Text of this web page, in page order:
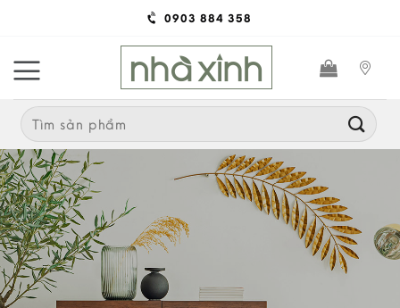
content
0903 884 358
Search
for: